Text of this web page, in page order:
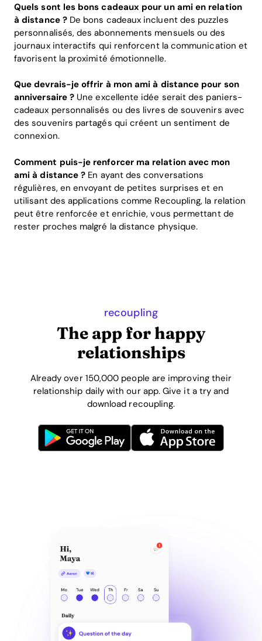
Quels sont les bons cadeaux pour un ami en relation
à distance ?De bons cadeaux incluent des puzzles
personnalisés, des abonnements mensuels ou des
journaux interactifs qui renforcent la communication et
favorisent la proximité émotionnelle.
Que devrais-je offrir à mon ami à distance pour son
anniversaire ? Une excellente idée serait des paniers-
cadeaux personnalisés ou des livres de souvenirs avec
des souvenirs partagés qui créent un sentiment de
connexion.
Comment puis-je renforcer ma relation avec mon
ami à distance ? En ayant des conversations
régulières, en envoyant de petites surprises et en
utilisant des applications comme Recoupling, la relation
peut être renforcée et enrichie, vous permettant de
rester proches malgré la distance physique.
recoupling
The app for happy
relationships
Already over 150,000 people are improving their
relationship daily with our app. Give it a try and
download recoupling.